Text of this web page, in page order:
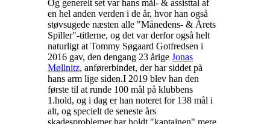
Og generelt set var hans mål- & assisttal af
en hel anden verden i de år, hvor han også
støvsugede næsten alle "Månedens- & Årets
Spiller"-titlerne, og det var derfor også helt
naturligt at Tommy Søgaard Gotfredsen i
2016 gav, den dengang 23 årige Jonas
Møllnitz, anførerbindet, der har siddet på
hans arm lige siden.I 2019 blev han den
første til at runde 100 mål på klubbens
1.hold, og i dag er han noteret for 138 mål i
alt, og specielt de seneste års
skadesproblemer har holdt "kaptajnen" mere